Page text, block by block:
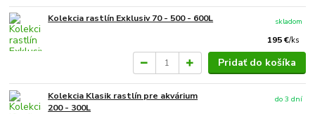
Kolekcia rastlín Exklusiv 70 - 500 - 600L
195 €/ks
skladom
Pridať do košíka
Kolekcia Klasik rastlín pre akvárium
200 - 300L
do 3 dní